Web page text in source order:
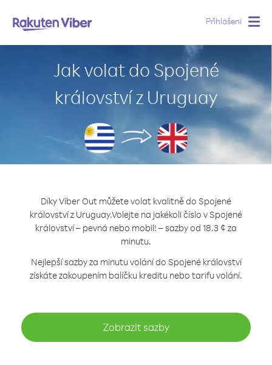
Přihlášení
Jak volat do Spojené
království z Uruguay
Díky Viber Out můžete volat kvalitně do Spojené
království z Uruguay.Volejte na jakékoli číslo v Spojené
království – pevná nebo mobil! – sazby od 18.3 ¢ za
minutu.
Nejlepší sazby za minutu volání do Spojené království
získáte zakoupením balíčku kreditu nebo tarifu volání.
Zobrazit sazby